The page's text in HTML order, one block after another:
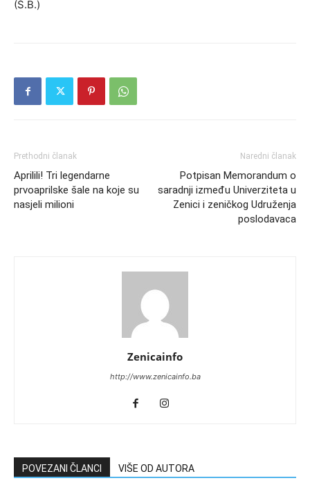
(Š.B.)
Prethodni članak
Aprilili! Tri legendarne
prvoaprilske šale na koje su
nasjeli milioni
Naredni članak
Potpisan Memorandum o
saradnji između Univerziteta u
Zenici i zeničkog Udruženja
poslodavaca
Zenicainfo
http://www.zenicainfo.ba
POVEZANI ČLANCI VIŠE OD AUTORA